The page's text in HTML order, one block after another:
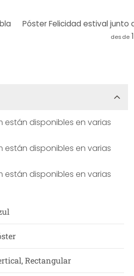
desde
están disponibles en varias
están disponibles en varias
están disponibles en varias
Rectangular